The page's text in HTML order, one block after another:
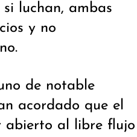
luchan, ambas
y no
de notable
acordado que el
abierto al libre flujo